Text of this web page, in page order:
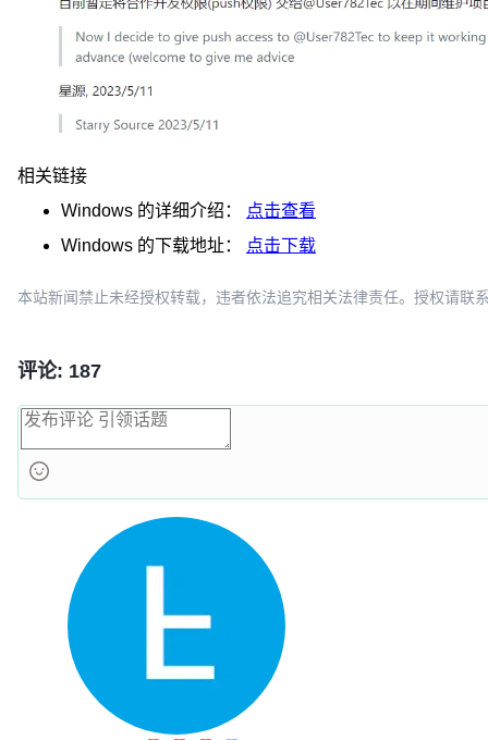
相关链接
Windows 的详细介绍：
点击查看
Windows 的下载地址： 点击下载
本站新闻禁止未经授权转载，违者依法追究相关法律责任。授权请联
评论: 187